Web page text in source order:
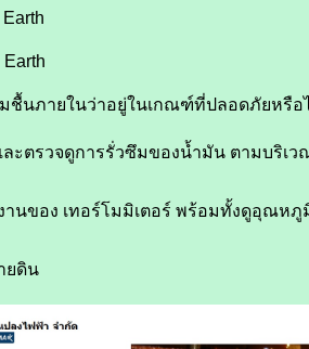
นภายในว่าอยู่ในเกณฑ์ที่ปลอดภัยหรือ
ะตรวจดูการรั่วซึมของน้ำมัน ตามบริเว
านของ เทอร์โมมิเตอร์ พร้อมทั้งดูอุณหภู
ยดิน